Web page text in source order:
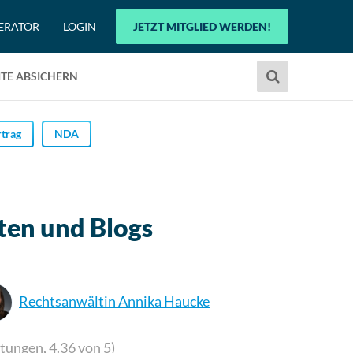
LOGIN JETZT MITGLIED WERDEN!
ABSICHERN
Verwende
die
NDA
und Blogs
Rechtsanwältin Annika Haucke
4.36von 5)